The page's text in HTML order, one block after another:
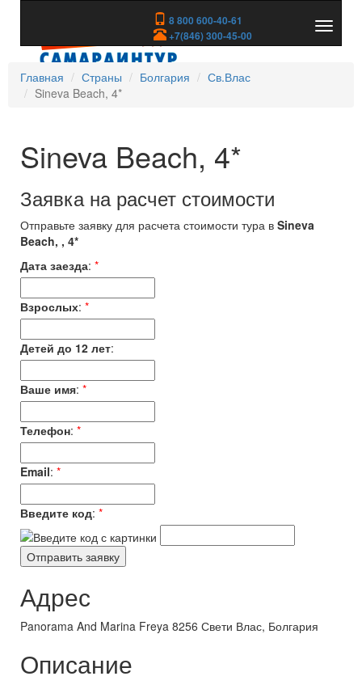
8 800 600-40-61
+7(846) 300-45-00
скрыть
Главная
Страны Болгария
Св.Влас
Sineva Beach, 4*
Sineva Beach, 4*
Заявка на расчет стоимости
Отправьте заявку для расчета стоимости тура в Sineva
Beach, , 4*
Дата заезда: *
Взрослых: *
Детей до 12 лет:
Ваше имя: *
Телефон: *
Email: *
Введите код: *
Адрес
Panorama And Marina Freya 8256 Свети Влас, Болгария
Описание